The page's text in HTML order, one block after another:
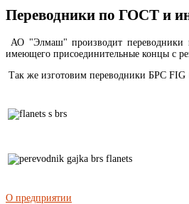
Переводники по ГОСТ и
АО "Элмаш" производит переводники
имеющего присоединительные концы с
Так же изготовим переводники БРС
О предприятии